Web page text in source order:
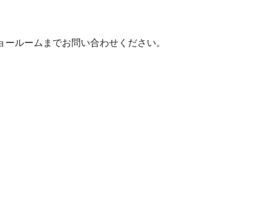
ルームまでお問い合わせください。